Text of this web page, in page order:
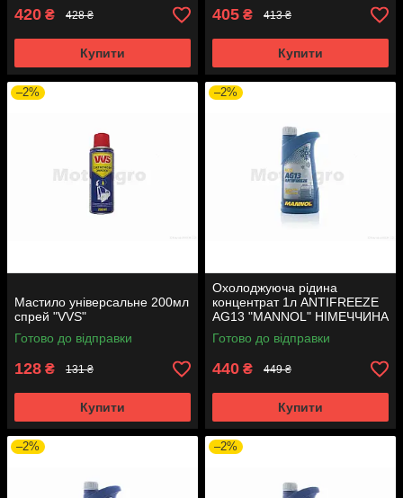
420 ₴ 428 ₴
Купити
405 ₴ 413 ₴
Купити
–2%
Мастило універсальне 200мл
спрей "VVS"
Готово до відправки
128 ₴ 131 ₴
Купити
–2%
Охолоджуюча рідина
концентрат 1л ANTIFREEZE
AG13 "MANNOL" НІМЕЧЧИНА
4113
Готово до відправки
440 ₴ 449 ₴
Купити
–2% –2%